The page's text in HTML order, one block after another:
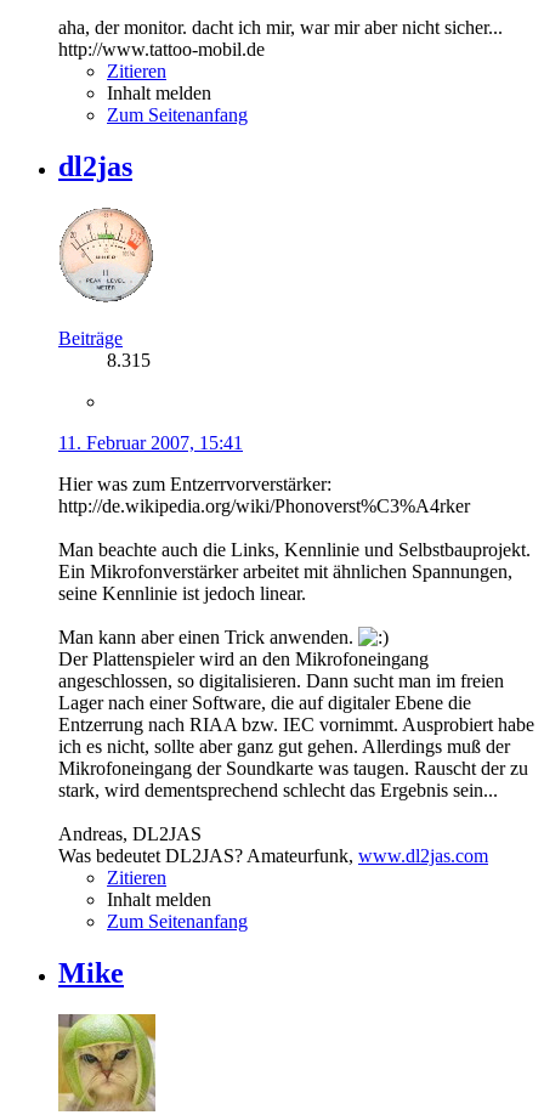
aha, der monitor. dacht ich mir, war mir aber nicht sicher...
http://www.tattoo-mobil.de
Zitieren
Inhalt melden
Zum Seitenanfang
dl2jas
Beiträge
8.315
11. Februar 2007, 15:41
Hier was zum Entzerrvorverstärker:
http://de.wikipedia.org/wiki/Phonoverst%C3%A4rker
Man beachte auch die Links, Kennlinie und Selbstbauprojekt.
Ein Mikrofonverstärker arbeitet mit ähnlichen Spannungen,
seine Kennlinie ist jedoch linear.
Man kann aber einen Trick anwenden.
Der Plattenspieler wird an den Mikrofoneingang
angeschlossen, so digitalisieren. Dann sucht man im freien
Lager nach einer Software, die auf digitaler Ebene die
Entzerrung nach RIAA bzw. IEC vornimmt. Ausprobiert habe
ich es nicht, sollte aber ganz gut gehen. Allerdings muß der
Mikrofoneingang der Soundkarte was taugen. Rauscht der zu
stark, wird dementsprechend schlecht das Ergebnis sein...
Andreas, DL2JAS
Was bedeutet DL2JAS? Amateurfunk, www.dl2jas.com
Zitieren
Inhalt melden
Zum Seitenanfang
Mike